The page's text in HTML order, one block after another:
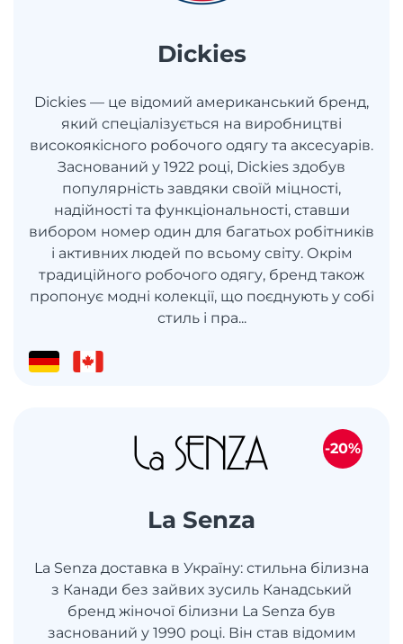
Dickies
Dickies — це відомий американський бренд,
який спеціалізується на виробництві
високоякісного робочого одягу та аксесуарів.
Заснований у 1922 році, Dickies здобув
популярність завдяки своїй міцності,
надійності та функціональності, ставши
вибором номер один для багатьох робітників
і активних людей по всьому світу. Окрім
традиційного робочого одягу, бренд також
пропонує модні колекції, що поєднують у собі
стиль і пра...
La Senza
La Senza доставка в Україну: стильна білизна
з Канади без зайвих зусиль Канадський
бренд жіночої білизни La Senza був
заснований у 1990 році. Він став відомим
-20%